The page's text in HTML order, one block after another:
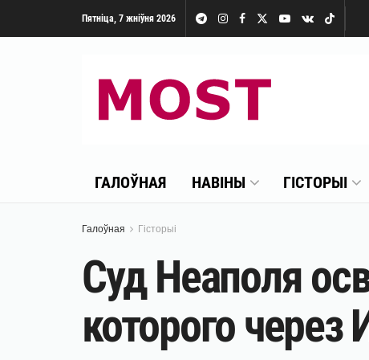
Пятніца, 7 жніўня 2026
ГАЛОЎНАЯ НАВІНЫ ГІСТОРЫІ
Галоўная Гісторыі
Суд Неаполя
которого